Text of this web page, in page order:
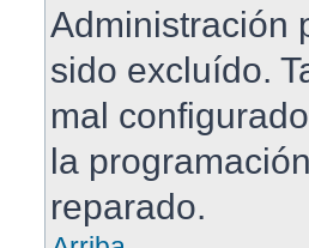
Administración
sido excluído.
mal
la
reparado.